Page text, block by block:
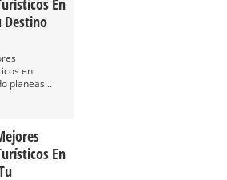
En
Destino
en
planeas...
En